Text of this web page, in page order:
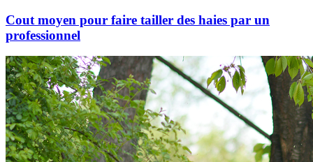
Cout moyen pour faire tailler des haies par un
professionnel